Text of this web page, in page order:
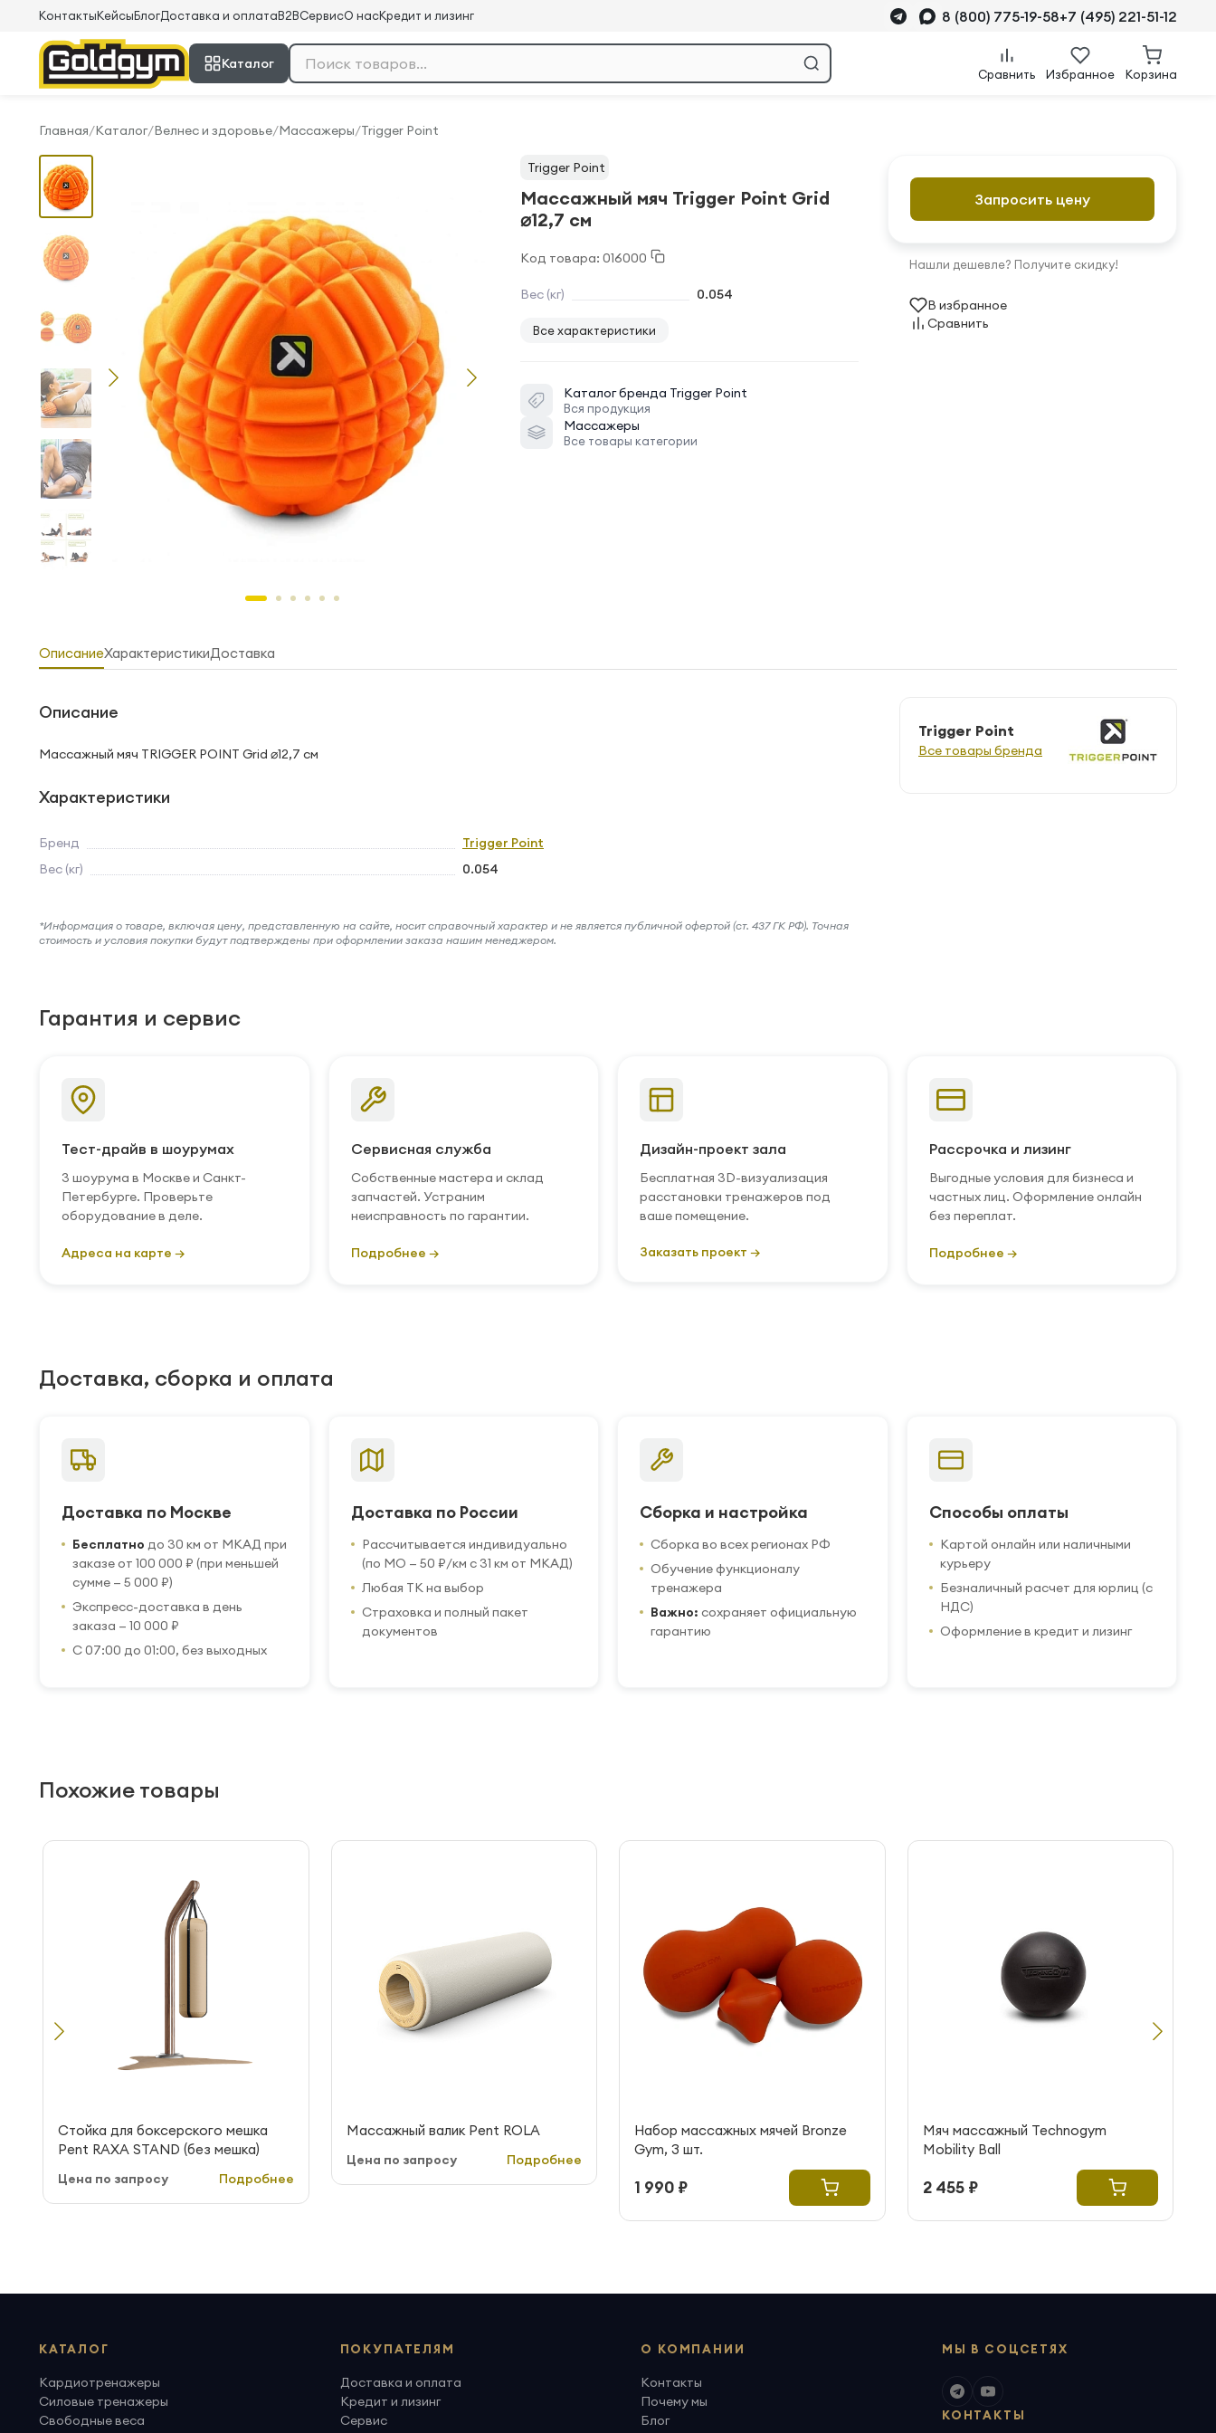
КонтактыКейсыБлогДоставка и оплатаB2BСервисО насКредит и лизинг 8 (800) 775-19-58+7 (495) 221-51-12
Каталог
Сравнить Избранное Корзина
Главная/Каталог/Велнес и здоровье/Массажеры/Trigger Point
Trigger Point
Массажный мяч Trigger Point Grid
⌀12,7 см
Код товара: 016000
Вес (кг) 0.054
Все характеристики
Каталог бренда Trigger Point
Вся продукция
Массажеры
Все товары категории
Запросить цену
Нашли дешевле? Получите скидку!
В избранное
Сравнить
ОписаниеХарактеристикиДоставка
Описание
Массажный мяч TRIGGER POINT Grid ⌀12,7 см
Характеристики
Бренд
Trigger Point
Вес (кг)
0.054
*Информация о товаре, включая цену, представленную на сайте, носит справочный характер и не является публичной офертой (ст. 437 ГК РФ). Точная
стоимость и условия покупки будут подтверждены при оформлении заказа нашим менеджером.
Trigger Point
Все товары бренда
Гарантия и сервис
Тест-драйв в шоурумах
3 шоурума в Москве и Санкт-
Петербурге. Проверьте
оборудование в деле.
Адреса на карте →
Сервисная служба
Собственные мастера и склад
запчастей. Устраним
неисправность по гарантии.
Подробнее →
Дизайн-проект зала
Бесплатная 3D-визуализация
расстановки тренажеров под
ваше помещение.
Заказать проект →
Рассрочка и лизинг
Выгодные условия для бизнеса и
частных лиц. Оформление онлайн
без переплат.
Подробнее →
Доставка, сборка и оплата
Доставка по Москве
Бесплатно до 30 км от МКАД при
заказе от 100 000 ₽ (при меньшей
сумме — 5 000 ₽)
Экспресс-доставка в день
заказа — 10 000 ₽
С 07:00 до 01:00, без выходных
Доставка по России
Рассчитывается индивидуально
(по МО — 50 ₽/км с 31 км от МКАД)
Любая ТК на выбор
Страховка и полный пакет
документов
Сборка и настройка
Сборка во всех регионах РФ
Обучение функционалу
тренажера
Важно: сохраняет официальную
гарантию
Способы оплаты
Картой онлайн или наличными
курьеру
Безналичный расчет для юрлиц (с
НДС)
Оформление в кредит и лизинг
Похожие товары
Стойка для боксерского мешка
Pent RAXA STAND (без мешка)
Цена по запросу Подробнее
Массажный валик Pent ROLA
Цена по запросу Подробнее
Набор массажных мячей Bronze
Gym, 3 шт.
1 990 ₽
Мяч массажный Technogym
Mobility Ball
2 455 ₽
КАТАЛОГ
Кардиотренажеры
Силовые тренажеры
Свободные веса
ПОКУПАТЕЛЯМ
Доставка и оплата
Кредит и лизинг
Сервис
О КОМПАНИИ
Контакты
Почему мы
Блог
МЫ В СОЦСЕТЯХ
КОНТАКТЫ